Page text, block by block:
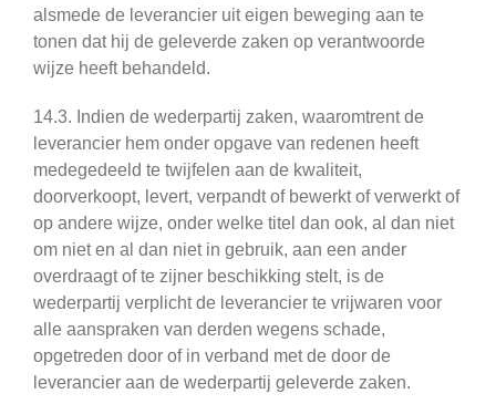
alsmede de leverancier uit eigen beweging aan te
tonen dat hij de geleverde zaken op verantwoorde
wijze heeft behandeld.
14.3. Indien de wederpartij zaken, waaromtrent de
leverancier hem onder opgave van redenen heeft
medegedeeld te twijfelen aan de kwaliteit,
doorverkoopt, levert, verpandt of bewerkt of verwerkt of
op andere wijze, onder welke titel dan ook, al dan niet
om niet en al dan niet in gebruik, aan een ander
overdraagt of te zijner beschikking stelt, is de
wederpartij verplicht de leverancier te vrijwaren voor
alle aanspraken van derden wegens schade,
opgetreden door of in verband met de door de
leverancier aan de wederpartij geleverde zaken.